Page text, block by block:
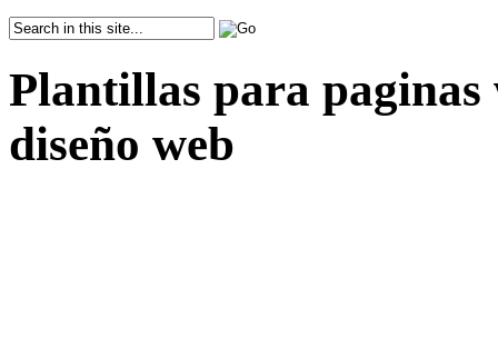
Plantillas para
diseño web